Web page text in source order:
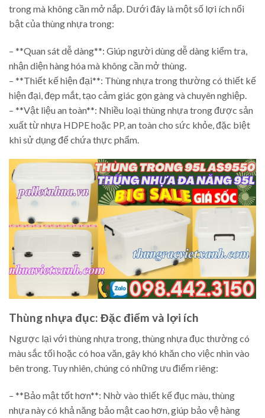
trong mà không cần mở nắp. Dưới đây là một số lợi ích nổi
bật của thùng nhựa trong:
– **Quan sát dễ dàng**: Giúp người dùng dễ dàng kiểm tra,
nhận diện hàng hóa mà không cần mở thùng.
– **Thiết kế hiện đại**: Thùng nhựa trong thường có thiết kế
hiện đại, đẹp mắt, tạo cảm giác gọn gàng và chuyên nghiệp.
– **Vật liệu an toàn**: Nhiều loại thùng nhựa trong được sản
xuất từ nhựa HDPE hoặc PP, an toàn cho sức khỏe, đặc biệt
khi sử dụng để chứa thực phẩm.
Thùng nhựa đục: Đặc điểm và lợi ích
Ngược lại với thùng nhựa trong, thùng nhựa đục thường có
màu sắc tối hoặc có hoa văn, gây khó khăn cho việc nhìn vào
bên trong. Tuy nhiên, chúng có những ưu điểm riêng:
– **Bảo mật tốt hơn**: Nhờ vào thiết kế đục màu, thùng
nhựa này có khả năng bảo mật cao hơn, giúp bảo vệ hàng